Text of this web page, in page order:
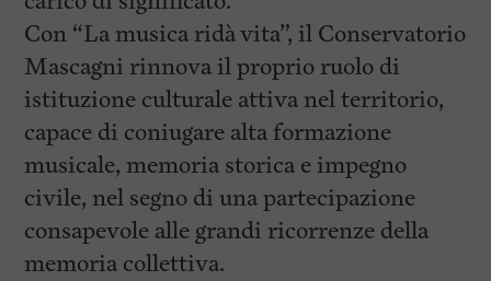
Con “La musica ridà vita”, il Conservatorio
Mascagni rinnova il proprio ruolo di
istituzione culturale attiva nel territorio,
capace di coniugare alta formazione
musicale, memoria storica e impegno
civile, nel segno di una partecipazione
consapevole alle grandi ricorrenze della
memoria collettiva.